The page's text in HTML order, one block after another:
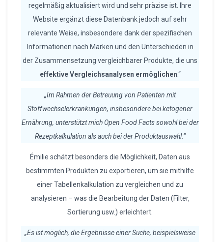
regelmäßig aktualisiert wird und sehr präzise ist. Ihre
Website ergänzt diese Datenbank jedoch auf sehr
relevante Weise, insbesondere dank der spezifischen
Informationen nach Marken und den Unterschieden in
der Zusammensetzung vergleichbarer Produkte, die uns
effektive Vergleichsanalysen ermöglichen.“
„Im Rahmen der Betreuung von Patienten mit
Stoffwechselerkrankungen, insbesondere bei ketogener
Ernährung, unterstützt mich Open Food Facts sowohl bei der
Rezeptkalkulation als auch bei der Produktauswahl.“
Émilie schätzt besonders die Möglichkeit, Daten aus
bestimmten Produkten zu exportieren, um sie mithilfe
einer Tabellenkalkulation zu vergleichen und zu
analysieren – was die Bearbeitung der Daten (Filter,
Sortierung usw.) erleichtert.
„Es ist möglich, die Ergebnisse einer Suche, beispielsweise